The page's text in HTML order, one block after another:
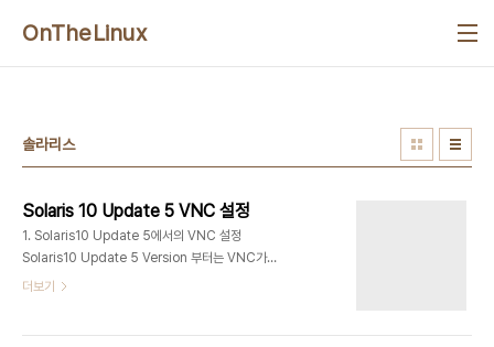
OnTheLinux
솔라리스
Solaris 10 Update 5 VNC 설정
1. Solaris10 Update 5에서의 VNC 설정
Solaris10 Update 5 Version 부터는 VNC가
기본으로 설치 되어 있어 설정만 하면 사용할 수 있습
더보기